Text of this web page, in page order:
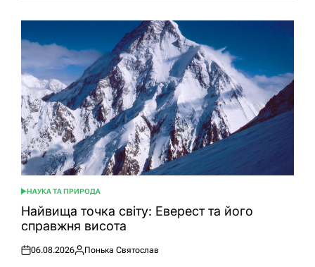
ОПУБЛІКУВАТИ
У
НАУКА ТА ПРИРОДА
Найвища точка світу: Еверест та його
справжня висота
Оприлюднено
06.08.2026
Опубліковано
Понька Святослав